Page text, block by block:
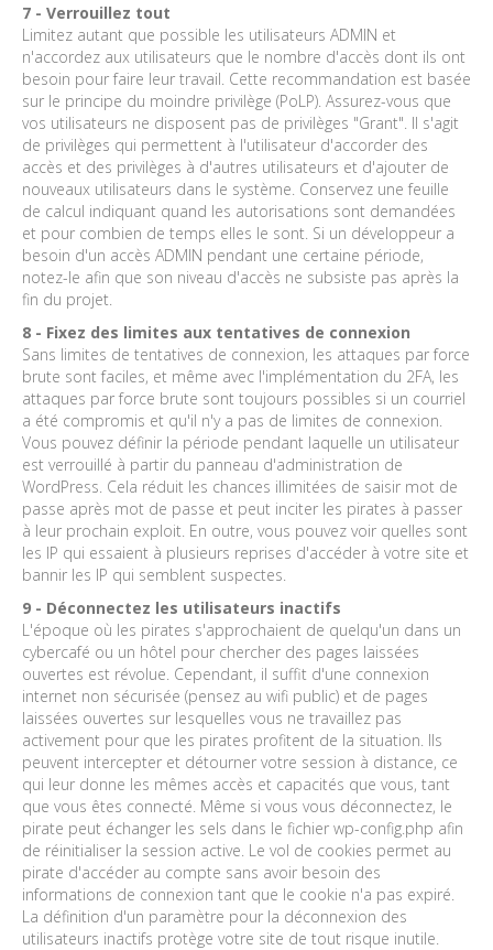
7 - Verrouillez tout
Limitez autant que possible les utilisateurs ADMIN et
n'accordez aux utilisateurs que le nombre d'accès dont ils ont
besoin pour faire leur travail. Cette recommandation est basée
sur le principe du moindre privilège (PoLP). Assurez-vous que
vos utilisateurs ne disposent pas de privilèges "Grant". Il s'agit
de privilèges qui permettent à l'utilisateur d'accorder des
accès et des privilèges à d'autres utilisateurs et d'ajouter de
nouveaux utilisateurs dans le système. Conservez une feuille
de calcul indiquant quand les autorisations sont demandées
et pour combien de temps elles le sont. Si un développeur a
besoin d'un accès ADMIN pendant une certaine période,
notez-le afin que son niveau d'accès ne subsiste pas après la
fin du projet.
8 - Fixez des limites aux tentatives de connexion
Sans limites de tentatives de connexion, les attaques par force
brute sont faciles, et même avec l'implémentation du 2FA, les
attaques par force brute sont toujours possibles si un courriel
a été compromis et qu'il n'y a pas de limites de connexion.
Vous pouvez définir la période pendant laquelle un utilisateur
est verrouillé à partir du panneau d'administration de
WordPress. Cela réduit les chances illimitées de saisir mot de
passe après mot de passe et peut inciter les pirates à passer
à leur prochain exploit. En outre, vous pouvez voir quelles sont
les IP qui essaient à plusieurs reprises d'accéder à votre site et
bannir les IP qui semblent suspectes.
9 - Déconnectez les utilisateurs inactifs
L'époque où les pirates s'approchaient de quelqu'un dans un
cybercafé ou un hôtel pour chercher des pages laissées
ouvertes est révolue. Cependant, il suffit d'une connexion
internet non sécurisée (pensez au wifi public) et de pages
laissées ouvertes sur lesquelles vous ne travaillez pas
activement pour que les pirates profitent de la situation. Ils
peuvent intercepter et détourner votre session à distance, ce
qui leur donne les mêmes accès et capacités que vous, tant
que vous êtes connecté. Même si vous vous déconnectez, le
pirate peut échanger les sels dans le fichier wp-config.php afin
de réinitialiser la session active. Le vol de cookies permet au
pirate d'accéder au compte sans avoir besoin des
informations de connexion tant que le cookie n'a pas expiré.
La définition d'un paramètre pour la déconnexion des
utilisateurs inactifs protège votre site de tout risque inutile.